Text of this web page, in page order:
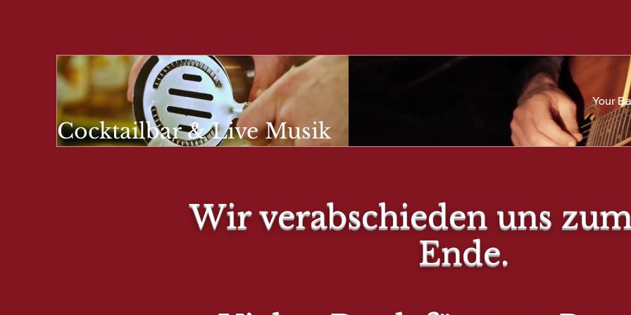
YOUR
Cocktailbar & Live Musik
Your
Wir verabschieden uns
Ende.